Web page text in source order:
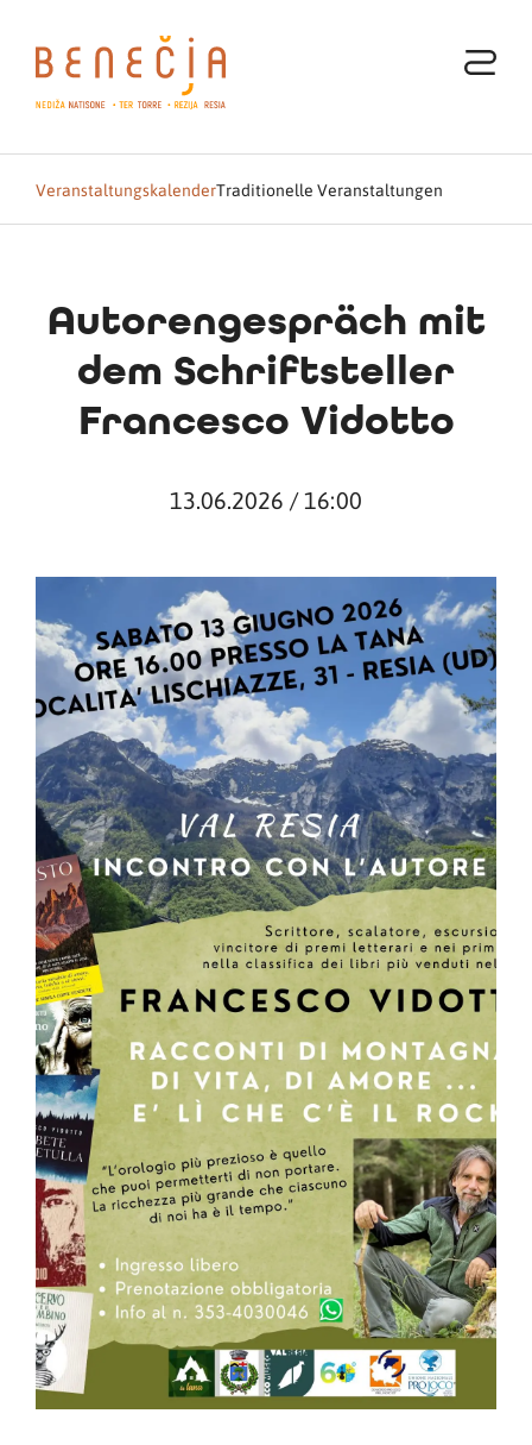
VeranstaltungskalenderTraditionelle Veranstaltungen
Autorengespräch mit
dem Schriftsteller
Francesco Vidotto
13.06.2026 / 16:00